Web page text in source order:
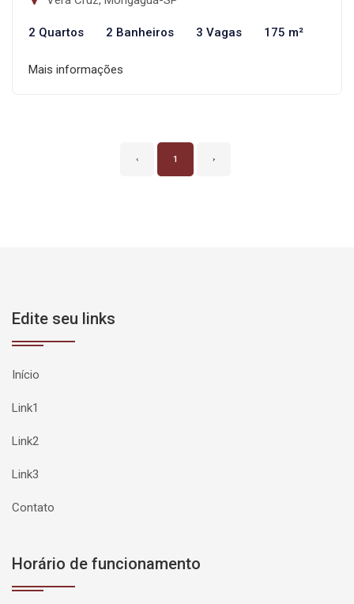
2 Quartos 2 Banheiros 3 Vagas 175 m²
Mais informações
‹ 1 ›
Edite seu links
Início
Link1
Link2
Link3
Contato
Horário de funcionamento